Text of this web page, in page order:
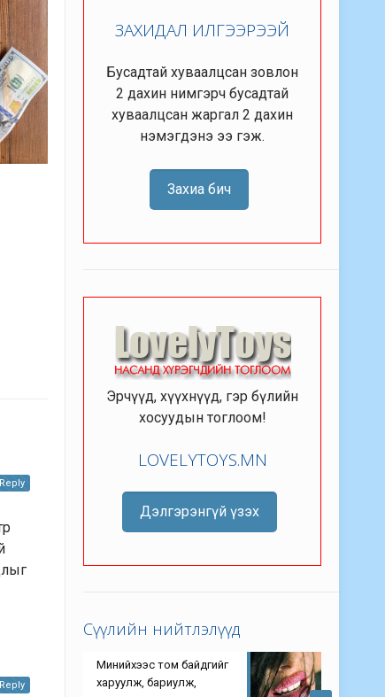
Reply
Reply
ЗАХИДАЛ ИЛГЭЭРЭЭЙ
Бусадтай хуваалцсан зовлон
2 дахин нимгэрч бусадтай
хуваалцсан жаргал 2 дахин
нэмэгдэнэ ээ гэж.
Захиа бич
Эрчүүд, хүүхнүүд, гэр бүлийн
хосуудын тоглоом!
LOVELYTOYS.MN
Дэлгэрэнгүй үзэх
Сүүлийн нийтлэлүүд
Минийхээс том байдгийг
харуулж, бариулж,